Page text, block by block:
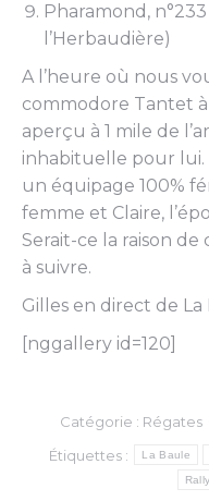
Pharamond,
l’Herbaudière)
A l’heure où nous
commodore Tantet
aperçu à 1 mile de
inhabituelle pour lui.
un équipage 100%
femme et Claire,
Serait-ce la raison
à suivre.
Gilles en direct de La
[nggallery id=120]
Catégorie : Régates
Étiquettes :
La Baule